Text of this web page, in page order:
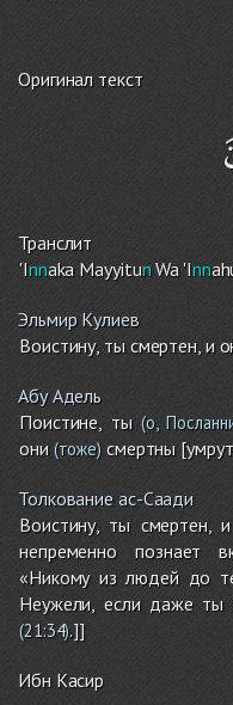
Оригинал текст
Транслит
'Innaka MayyitunWa 'Inn
Эльмир Кулиев
Воистину, ты смертен, и
Абу Адель
Поистине, ты(о,
они(тоже) смертны
Толкование ас-Саади
Воистину, ты смертен,
непременно познает
«Никому из людей до
Неужели, если даже ты
(21:34).]]
Ибн Касир